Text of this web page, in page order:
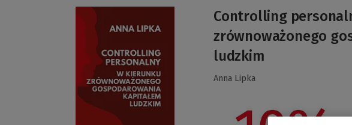
Controlling
zrównoważonego
ludzkim
Anna Lipka